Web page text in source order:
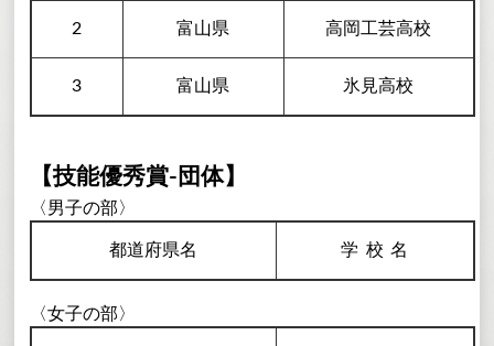
2 富山県 高岡工芸高校
3 富山県 氷見高校
【技能優秀賞-団体】
〈男子の部〉
都道府県名 学校名
〈女子の部〉